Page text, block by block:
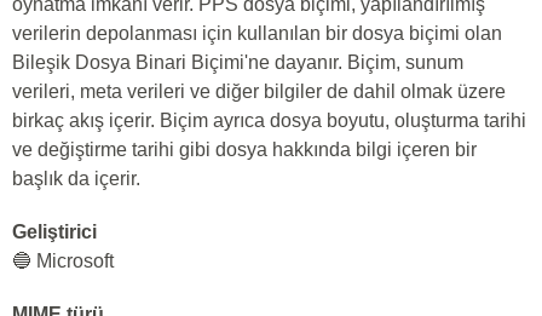
oynatma imkanı verir. PPS dosya biçimi, yapılandırılmış
verilerin depolanması için kullanılan bir dosya biçimi olan
Bileşik Dosya Binari Biçimi'ne dayanır. Biçim, sunum
verileri, meta verileri ve diğer bilgiler de dahil olmak üzere
birkaç akış içerir. Biçim ayrıca dosya boyutu, oluşturma tarihi
ve değiştirme tarihi gibi dosya hakkında bilgi içeren bir
başlık da içerir.
Geliştirici
🔵 Microsoft